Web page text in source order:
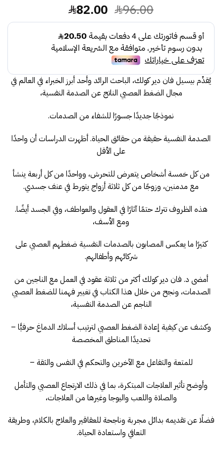
96.00 السعر
الأصلي
هو:
96.00.
82.00 السعر
الحالي
هو:
82.00.
يُقدِّم بيسيل فان دير كولك، الباحث الرائد وأحد أبرز الخبراء في العالم في
مجال الضغط العصبي الناتج عن الصدمة النفسية،
نموذجًا جديدًا جسورًا للشفاء من الصدمات.
الصدمة النفسية حقيقة من حقائق الحياة. أظهرت الدراسات أن واحدًا
على الأقل
من كل خمسة أشخاص يتعرض للتحرش، وواحدًا من كل أربعة ينشأ
مع مدمنين، وزوجًا من كل ثلاثة أزواج يتورط في عنف جسدي.
هذه الظروف تترك حتمًا آثارًا في العقول والعواطف، وفي الجسد أيضًا.
ومع الأسف،
كثيرًا ما يعكس المصابون بالصدمات النفسية ضغطهم العصبي على
شركائهم وأطفالهم.
أمضى د. فان دير كولك أكثر من ثلاثة عقود في العمل مع الناجين من
الصدمات، ونجح من خلال هذا الكتاب في تغيير فهمنا للضغط العصبي
الناجم عن الصدمة النفسية،
وكشف عن كيفية إعادة الضغط العصبي لترتيب أسلاك الدماغ حرفيًّا –
تحديدًا المناطق المخصصة
للمتعة والتفاعل مع الآخرين والتحكم في النفس والثقة –
وأوضح تأثير العلاجات المبتكرة، بما في ذلك الارتجاع العصبي والتأمل
والصلاة واللعب واليوجا وغيرها من العلاجات،
فضلًا عن تقديمه بدائل مجربة وناجحة للعقاقير والعلاج بالكلام، وطريقة
التعافي واستعادة الحياة.